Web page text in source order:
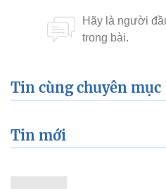
Tin cùng chuyên mục
Tin mới